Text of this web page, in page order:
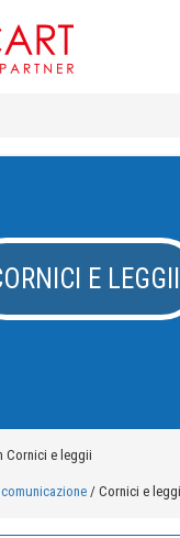
E LEGGII
Cornici e leggii
/ Cornici e